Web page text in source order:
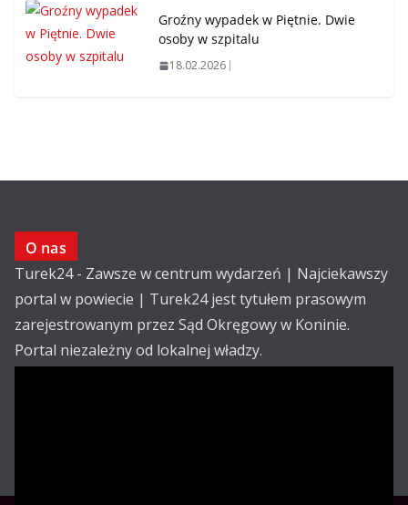
Groźny wypadek w Piętnie. Dwie
osoby w szpitalu
18.02.2026
O nas
Turek24 - Zawsze w centrum wydarzeń | Najciekawszy
portal w powiecie | Turek24 jest tytułem prasowym
zarejestrowanym przez Sąd Okręgowy w Koninie.
Portal niezależny od lokalnej władzy.